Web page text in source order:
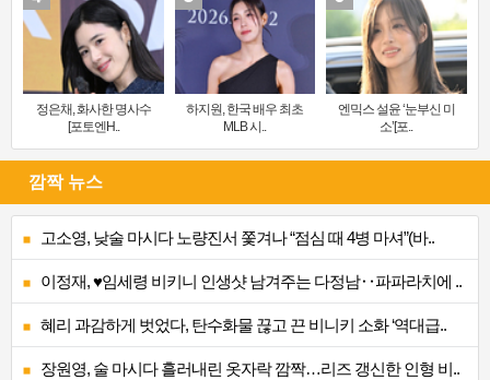
정은채, 화사한 명사수
[포토엔H..
하지원, 한국 배우 최초
MLB 시..
엔믹스 설윤 ‘눈부신 미
소’[포..
깜짝 뉴스
고소영, 낮술 마시다 노량진서 쫓겨나 “점심 때 4병 마셔”(바..
이정재, ♥임세령 비키니 인생샷 남겨주는 다정남‥파파라치에 ..
혜리 과감하게 벗었다, 탄수화물 끊고 끈 비니키 소화 ‘역대급..
장원영, 술 마시다 흘러내린 옷자락 깜짝…리즈 갱신한 인형 비..